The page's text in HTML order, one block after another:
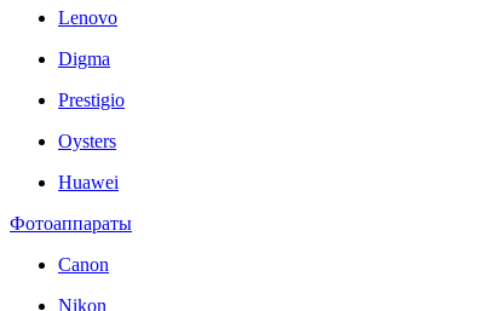
Lenovo
Digma
Prestigio
Oysters
Huawei
Фотоаппараты
Canon
Nikon